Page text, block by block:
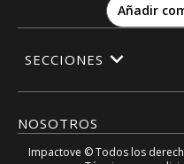
Añadir
NOSOTROS
SECCIONES
Impactove © Todos los